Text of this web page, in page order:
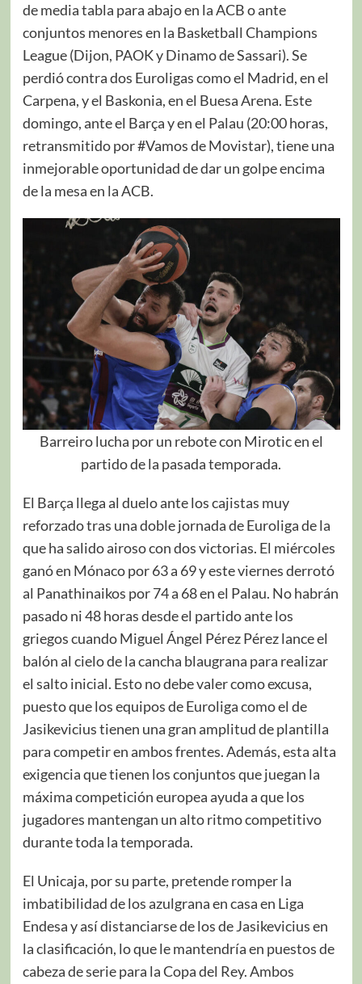
de media tabla para abajo en la ACB o ante
conjuntos menores en la Basketball Champions
League (Dijon, PAOK y Dinamo de Sassari). Se
perdió contra dos Euroligas como el Madrid, en el
Carpena, y el Baskonia, en el Buesa Arena. Este
domingo, ante el Barça y en el Palau (20:00 horas,
retransmitido por #Vamos de Movistar), tiene una
inmejorable oportunidad de dar un golpe encima
de la mesa en la ACB.
Barreiro lucha por un rebote con Mirotic en el
partido de la pasada temporada.
El Barça llega al duelo ante los cajistas muy
reforzado tras una doble jornada de Euroliga de la
que ha salido airoso con dos victorias. El miércoles
ganó en Mónaco por 63 a 69 y este viernes derrotó
al Panathinaikos por 74 a 68 en el Palau. No habrán
pasado ni 48 horas desde el partido ante los
griegos cuando Miguel Ángel Pérez Pérez lance el
balón al cielo de la cancha blaugrana para realizar
el salto inicial. Esto no debe valer como excusa,
puesto que los equipos de Euroliga como el de
Jasikevicius tienen una gran amplitud de plantilla
para competir en ambos frentes. Además, esta alta
exigencia que tienen los conjuntos que juegan la
máxima competición europea ayuda a que los
jugadores mantengan un alto ritmo competitivo
durante toda la temporada.
El Unicaja, por su parte, pretende romper la
imbatibilidad de los azulgrana en casa en Liga
Endesa y así distanciarse de los de Jasikevicius en
la clasificación, lo que le mantendría en puestos de
cabeza de serie para la Copa del Rey. Ambos